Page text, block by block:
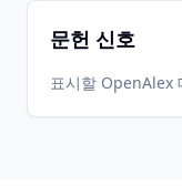
문헌 신호
표시할 OpenAlex